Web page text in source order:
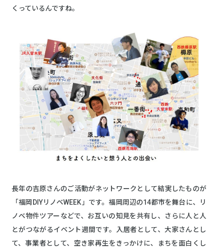
くっているんですね。
長年の吉原さんのご活動がネットワークとして結実したものが
「福岡DIYリノベWEEK」です。福岡周辺の14都市を舞台に、リ
ノベ物件ツアーなどで、お互いの知見を共有し、さらに人と人
とがつながるイベント週間です。入居者として、大家さんとし
て、事業者として、空き家再生をきっかけに、まちを面白くし